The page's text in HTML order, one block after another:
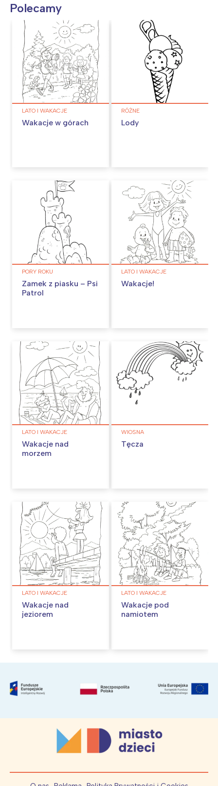
Polecamy
LATO I WAKACJE
Wakacje w górach
RÓŻNE
Lody
PORY ROKU
Zamek z piasku – Psi
Patrol
LATO I WAKACJE
Wakacje!
LATO I WAKACJE
Wakacje nad
morzem
WIOSNA
Tęcza
LATO I WAKACJE
Wakacje nad
jeziorem
LATO I WAKACJE
Wakacje pod
namiotem